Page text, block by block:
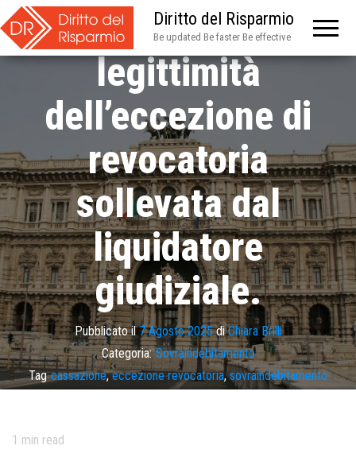
Diritto del Risparmio
Be updated Be faster Be effective
Sovraindebitamento:
legittimità
dell’eccezione di
revocatoria
sollevata dal
liquidatore
giudiziale.
Pubblicato il7 Agosto 2025diChiara Brilli
Categoria: Sovraindebitamento
Tag cassazione,eccezione revocatoria,sovraindebitamento
1 min read